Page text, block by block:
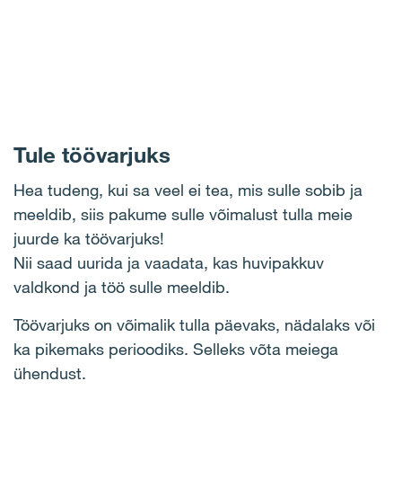
Tule töövarjuks
Hea tudeng, kui sa veel ei tea, mis sulle sobib ja
meeldib, siis pakume sulle võimalust tulla meie
juurde ka töövarjuks!
Nii saad uurida ja vaadata, kas huvipakkuv
valdkond ja töö sulle meeldib.
Töövarjuks on võimalik tulla päevaks, nädalaks või
ka pikemaks perioodiks. Selleks võta meiega
ühendust.